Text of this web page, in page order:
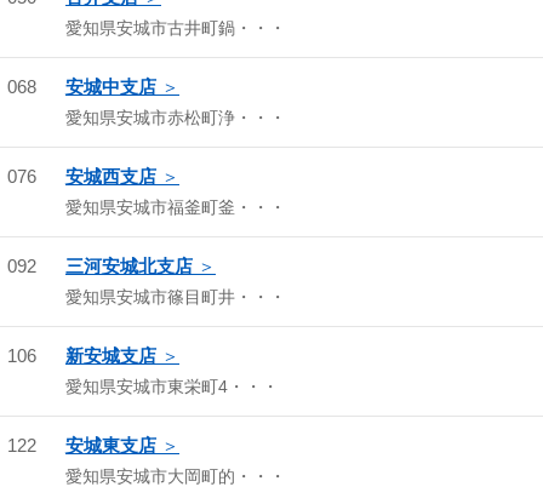
愛知県安城市古井町鍋・・・
068 安城中支店
愛知県安城市赤松町浄・・・
076 安城西支店
愛知県安城市福釜町釜・・・
092 三河安城北支店
愛知県安城市篠目町井・・・
106 新安城支店
愛知県安城市東栄町4・・・
122 安城東支店
愛知県安城市大岡町的・・・